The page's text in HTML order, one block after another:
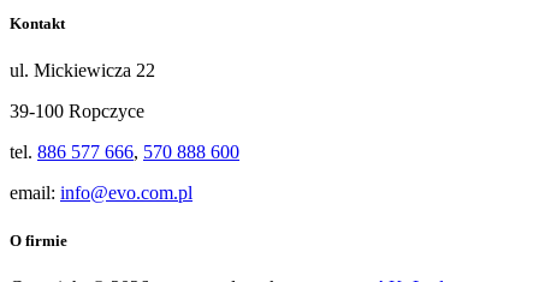
Kontakt
ul. Mickiewicza 22
39-100 Ropczyce
tel. 886 577 666, 570 888 600
email: info@evo.com.pl
O firmie